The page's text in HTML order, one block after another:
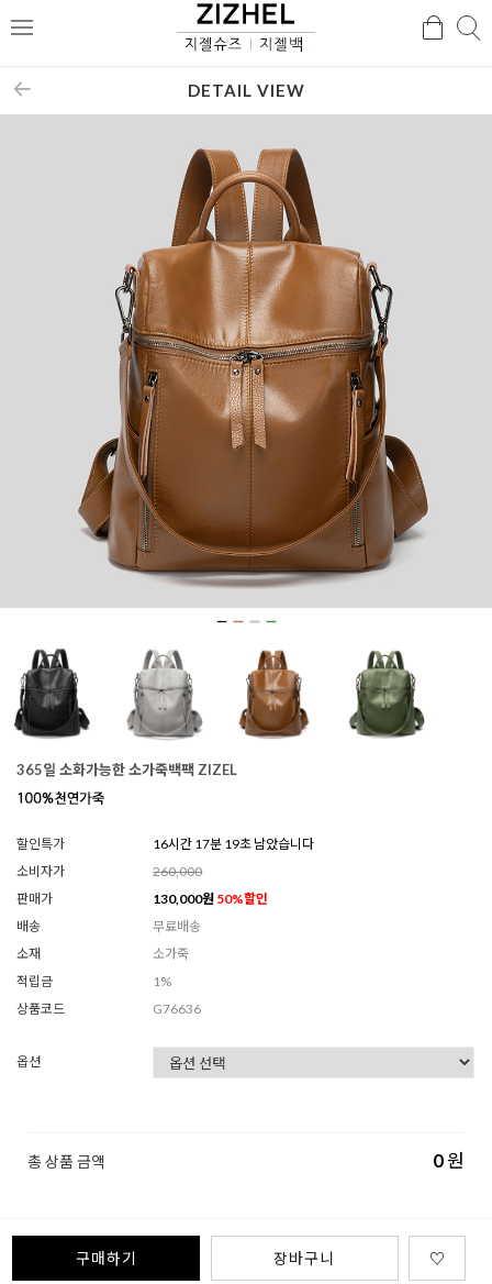
메
검
DETAIL VIEW
365일 소화가능한 소가죽백팩 ZIZEL
할인특가
16시간 17분 18초 남았습니다
소비자가
260,000
판매가
130,000원 50%할인
배송
무료배송
소재
소가죽
적립금
1%
상품코드
G76636
옵션
총 상품 금액 0원
구매하기 장바구니 ♡